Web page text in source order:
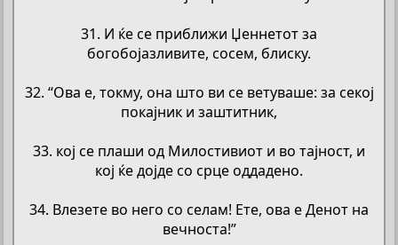
31. И ќе се приближи Џеннетот за
богобојазливите, сосем, блиску.
32. “Ова е, токму, она што ви се ветуваше: за секој
покајник и заштитник,
33. кој се плаши од Милостивиот и во тајност, и
кој ќе дојде со срце оддадено.
34. Влезете во него со селам! Ете, ова е Денот на
вечноста!”